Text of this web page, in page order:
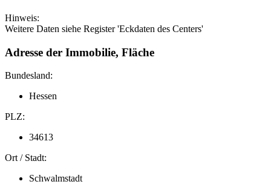
Hinweis:
Weitere Daten siehe Register 'Eckdaten des Centers'
Adresse der Immobilie, Fläche
Bundesland:
Hessen
PLZ:
34613
Ort / Stadt:
Schwalmstadt